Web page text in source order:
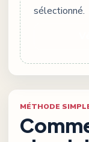
sélectionné.
MÉTHODE